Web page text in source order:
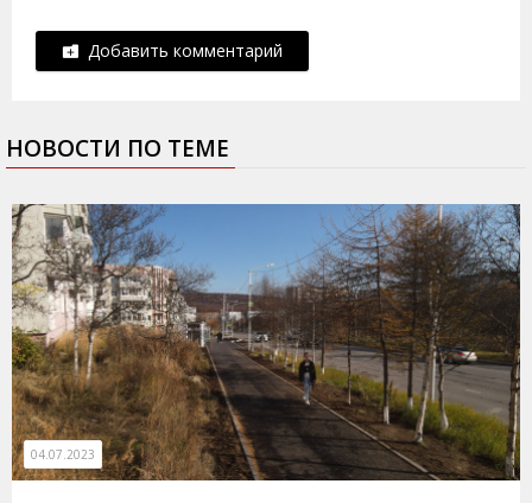
Добавить комментарий
НОВОСТИ ПО ТЕМЕ
04.07.2023